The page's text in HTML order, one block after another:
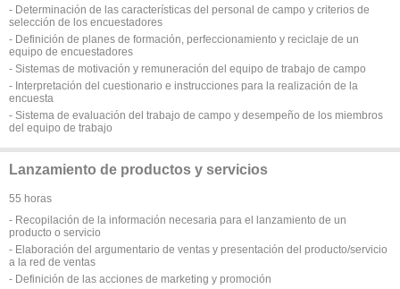
- Determinación de las características del personal de campo y criterios de
selección de los encuestadores
- Definición de planes de formación, perfeccionamiento y reciclaje de un
equipo de encuestadores
- Sistemas de motivación y remuneración del equipo de trabajo de campo
- Interpretación del cuestionario e instrucciones para la realización de la
encuesta
- Sistema de evaluación del trabajo de campo y desempeño de los miembros
del equipo de trabajo
Lanzamiento de productos y servicios
55 horas
- Recopilación de la información necesaria para el lanzamiento de un
producto o servicio
- Elaboración del argumentario de ventas y presentación del producto/servicio
a la red de ventas
- Definición de las acciones de marketing y promoción